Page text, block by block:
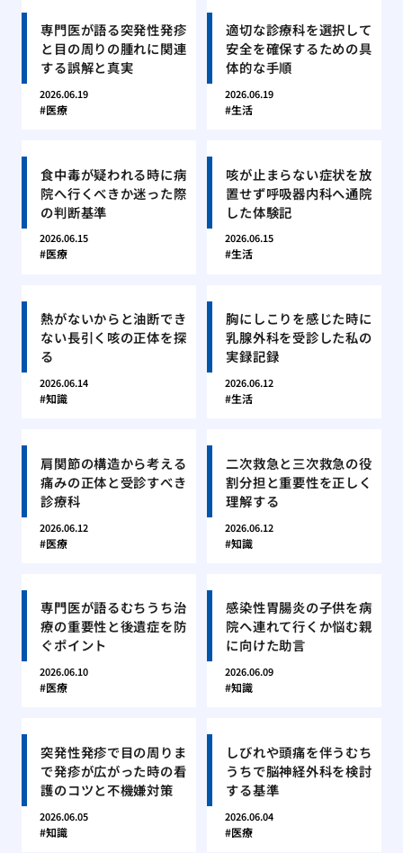
専門医が語る突発性発疹
と目の周りの腫れに関連
する誤解と真実
2026.06.19
医療
適切な診療科を選択して
安全を確保するための具
体的な手順
2026.06.19
生活
食中毒が疑われる時に病
院へ行くべきか迷った際
の判断基準
2026.06.15
医療
咳が止まらない症状を放
置せず呼吸器内科へ通院
した体験記
2026.06.15
生活
熱がないからと油断でき
ない長引く咳の正体を探
る
2026.06.14
知識
胸にしこりを感じた時に
乳腺外科を受診した私の
実録記録
2026.06.12
生活
肩関節の構造から考える
痛みの正体と受診すべき
診療科
2026.06.12
医療
二次救急と三次救急の役
割分担と重要性を正しく
理解する
2026.06.12
知識
専門医が語るむちうち治
療の重要性と後遺症を防
ぐポイント
2026.06.10
医療
感染性胃腸炎の子供を病
院へ連れて行くか悩む親
に向けた助言
2026.06.09
知識
突発性発疹で目の周りま
で発疹が広がった時の看
護のコツと不機嫌対策
2026.06.05
知識
しびれや頭痛を伴うむち
うちで脳神経外科を検討
する基準
2026.06.04
医療